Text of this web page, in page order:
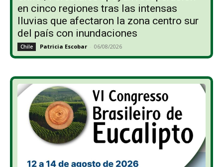
en cinco regiones tras las intensas
lluvias que afectaron la zona centro sur
del país con inundaciones
Chile Patricia Escobar - 06/08/2026